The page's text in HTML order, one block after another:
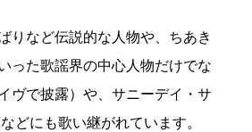
りなど伝説的な人物や、ちあき
った歌謡界の中心人物だけでな
ヴで披露）や、サニーデイ・サ
どにも歌い継がれています。